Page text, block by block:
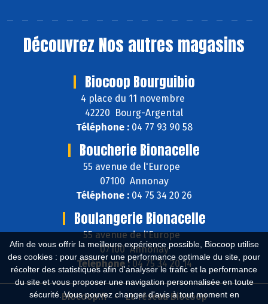
Afin de vous offrir la meilleure expérience possible, Biocoop utilise
des cookies : pour assurer une performance optimale du site, pour
récolter des statistiques afin d'analyser le trafic et la performance
du site et vous proposer une navigation personnalisée en toute
sécurité. Vous pouvez changer d'avis à tout moment en
Découvrez Nos autres magasins
Biocoop Bourguibio
4 place du 11 novembre
42220 Bourg-Argental
Téléphone :04 77 93 90 58
Boucherie Bionacelle
55 avenue de l'Europe
07100 Annonay
Téléphone : 04 75 34 20 26
Boulangerie Bionacelle
55 avenue de l'Europe
07100 Annonay
Téléphone :04 75 34 20 14
Biocoop.fr Le réseau Biocoop